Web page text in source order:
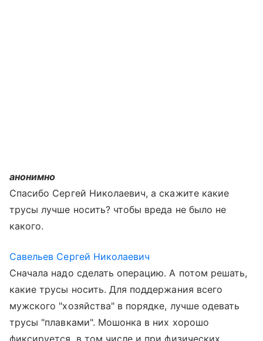
анонимно
Спасибо Сергей Николаевич, а скажите какие
трусы лучше носить? чтобы вреда не было не
какого.
Савельев Сергей Николаевич
Сначала надо сделать операцию. А потом решать,
какие трусы носить. Для поддержания всего
мужского "хозяйства" в порядке, лучше одевать
трусы "плавками". Мошонка в них хорошо
фиксируется, в том числе и при физических